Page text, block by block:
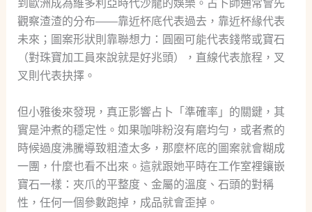
到歐洲成為維多利亞時代沙龍的娛樂。占卜師通常會先
觀察渣渣的分布——靠近杯底代表過去，靠近杯緣代表
未來；圖案形狀則靠聯想力：圓圈可能代表錢幣或寶石
（對珠寶加工員來說就是好兆頭），直線代表旅程，叉
叉則代表抉擇。
但小雅後來發現，真正影響占卜「準確率」的關鍵，其
實是沖煮的穩定性。如果咖啡粉沒有磨均勻，或者煮的
時候過度沸騰導致粗渣太多，那麼杯底的圖案就會糊成
一團，什麼也看不出來。這就跟她平時在工作室裡鑲嵌
寶石一樣：夾爪的平整度、金屬的溫度、石頭的對稱
性，任何一個參數跑掉，成品就會歪掉。